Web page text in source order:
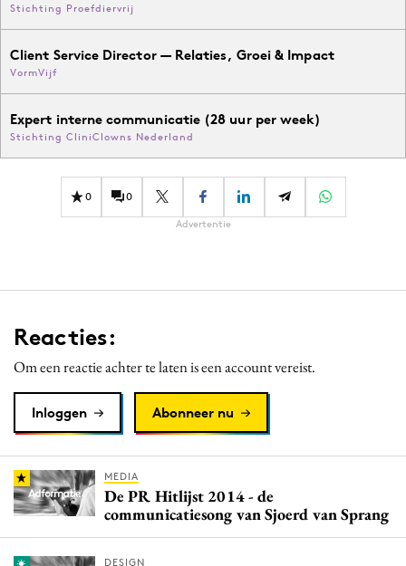
Stichting Proefdiervrij
Client Service Director — Relaties, Groei & Impact
VormVijf
Expert interne communicatie (28 uur per week)
Stichting CliniClowns Nederland
0 0
Advertentie
Reacties:
Om een reactie achter te laten is een account vereist.
Inloggen Abonneer nu
MEDIA
De PR Hitlijst 2014 - de
communicatiesong van Sjoerd van Sprang
DESIGN